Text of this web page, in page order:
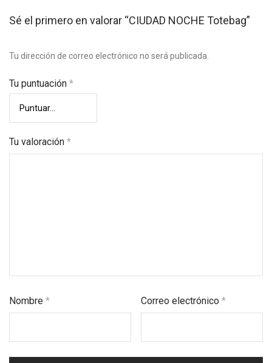
Sé el primero en valorar “CIUDAD NOCHE Totebag”
Tu dirección de correo electrónico no será publicada.
Tu puntuación *
Tu valoración *
Nombre * Correo electrónico*